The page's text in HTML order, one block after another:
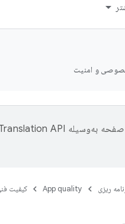
و امنیت
صفحه به‌وسیله
ریزی App quality کیفیت